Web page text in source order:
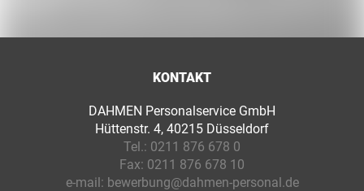
KONTAKT
DAHMEN Personalservice GmbH
Hüttenstr. 4, 40215 Düsseldorf
Tel.: 0211 876 678 0
Fax: 0211 876 678 10
e-mail: bewerbung@dahmen-personal.de